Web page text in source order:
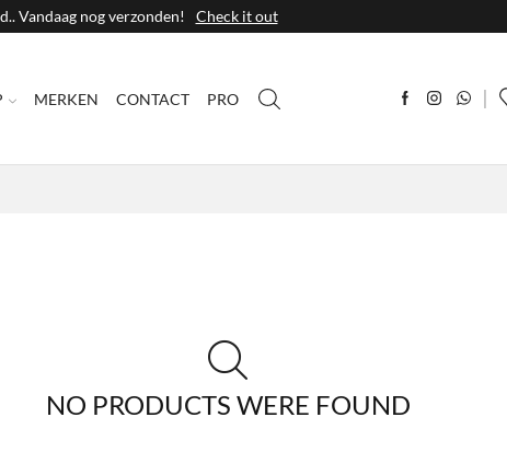
Vandaag nog verzonden! Check it out
MERKEN CONTACT PRO
NO PRODUCTS WERE FOUND